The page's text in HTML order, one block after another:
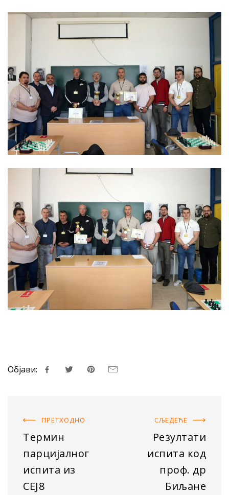
Објави:
ПРЕТХОДНO
Термин
парцијалног
испита из
СЕЈ8
СЉЕДЕЋE
Резултати
испита код
проф. др
Биљане